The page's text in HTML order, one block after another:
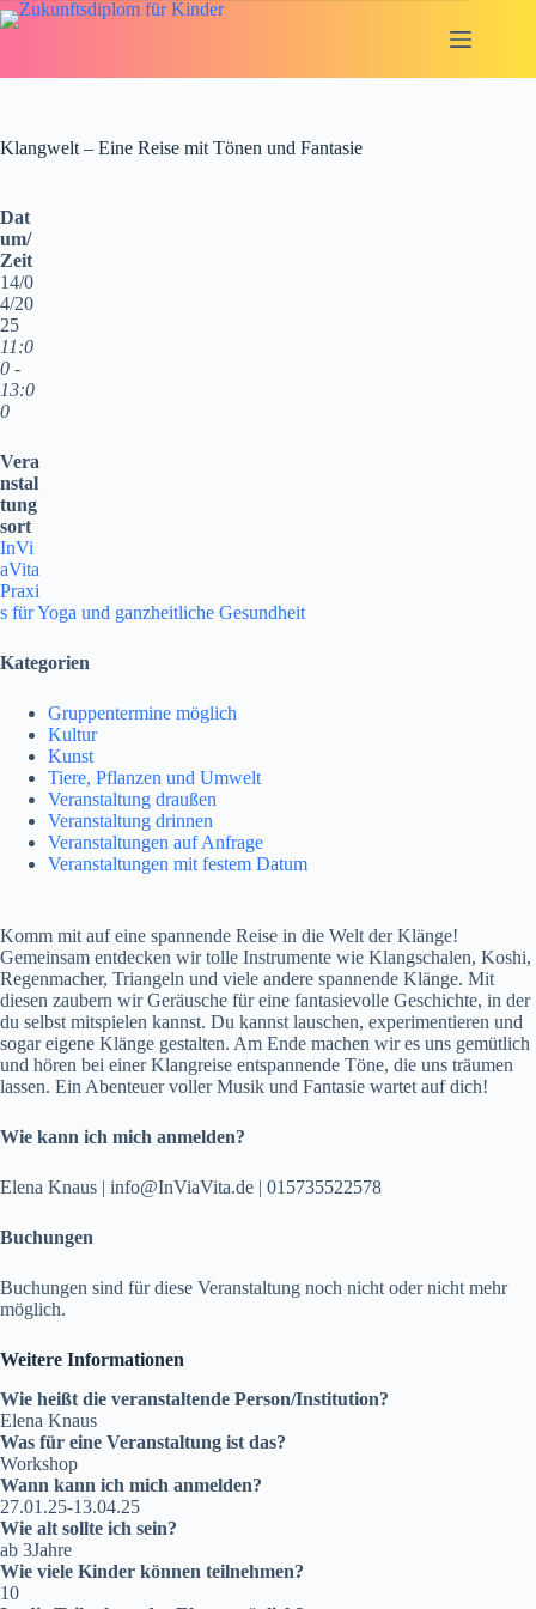
Zum
Inhalt
Klangwelt – Eine Reise mit Tönen und Fantasie
Dat
um/
Zeit
14/0
4/20
25
11:0
0 -
13:0
0
Vera
nstal
tung
sort
InVi
aVita
Praxi
s für Yoga und ganzheitliche Gesundheit
Kategorien
Gruppentermine möglich
Kultur
Kunst
Tiere, Pflanzen und Umwelt
Veranstaltung draußen
Veranstaltung drinnen
Veranstaltungen auf Anfrage
Veranstaltungen mit festem Datum
Komm mit auf eine spannende Reise in die Welt der Klänge!
Gemeinsam entdecken wir tolle Instrumente wie Klangschalen, Koshi,
Regenmacher, Triangeln und viele andere spannende Klänge. Mit
diesen zaubern wir Geräusche für eine fantasievolle Geschichte, in der
du selbst mitspielen kannst. Du kannst lauschen, experimentieren und
sogar eigene Klänge gestalten. Am Ende machen wir es uns gemütlich
und hören bei einer Klangreise entspannende Töne, die uns träumen
lassen. Ein Abenteuer voller Musik und Fantasie wartet auf dich!
Wie kann ich mich anmelden?
Elena Knaus | info@InViaVita.de | 015735522578
Buchungen
Buchungen sind für diese Veranstaltung noch nicht oder nicht mehr
möglich.
Weitere Informationen
Wie heißt die veranstaltende Person/Institution?
Elena Knaus
Was für eine Veranstaltung ist das?
Workshop
Wann kann ich mich anmelden?
27.01.25-13.04.25
Wie alt sollte ich sein?
ab 3Jahre
Wie viele Kinder können teilnehmen?
10